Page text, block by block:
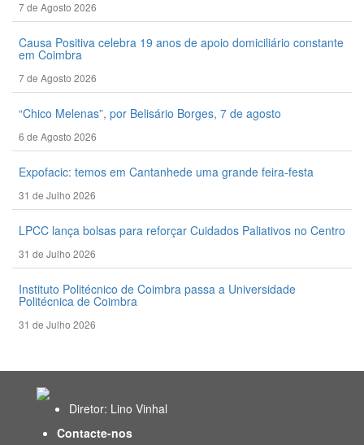
7 de Agosto 2026
Causa Positiva celebra 19 anos de apoio domiciliário constante
em Coimbra
7 de Agosto 2026
“Chico Melenas”, por Belisário Borges, 7 de agosto
6 de Agosto 2026
Expofacic: temos em Cantanhede uma grande feira-festa
31 de Julho 2026
LPCC lança bolsas para reforçar Cuidados Paliativos no Centro
31 de Julho 2026
Instituto Politécnico de Coimbra passa a Universidade
Politécnica de Coimbra
31 de Julho 2026
Diretor: Lino Vinhal
Contacte-nos